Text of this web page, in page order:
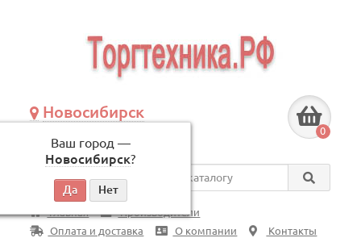
Новосибирск
Ваш город —
Новосибирск?
по будням, с 09:00 до 18:00
0
Везде
Главная
Производители
Оплата и доставка
О компании Контакты